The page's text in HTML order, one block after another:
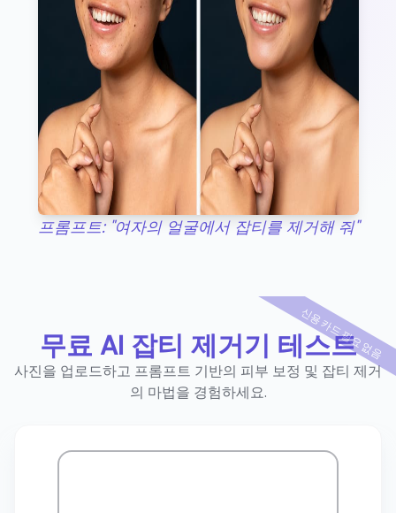
프롬프트: "여자의 얼굴에서 잡티를 제거해 줘"
무료 AI 잡티 제거기 테스트
사진을 업로드하고 프롬프트 기반의 피부 보정 및 잡티 제거
의 마법을 경험하세요.
신용 카드 필요 없음